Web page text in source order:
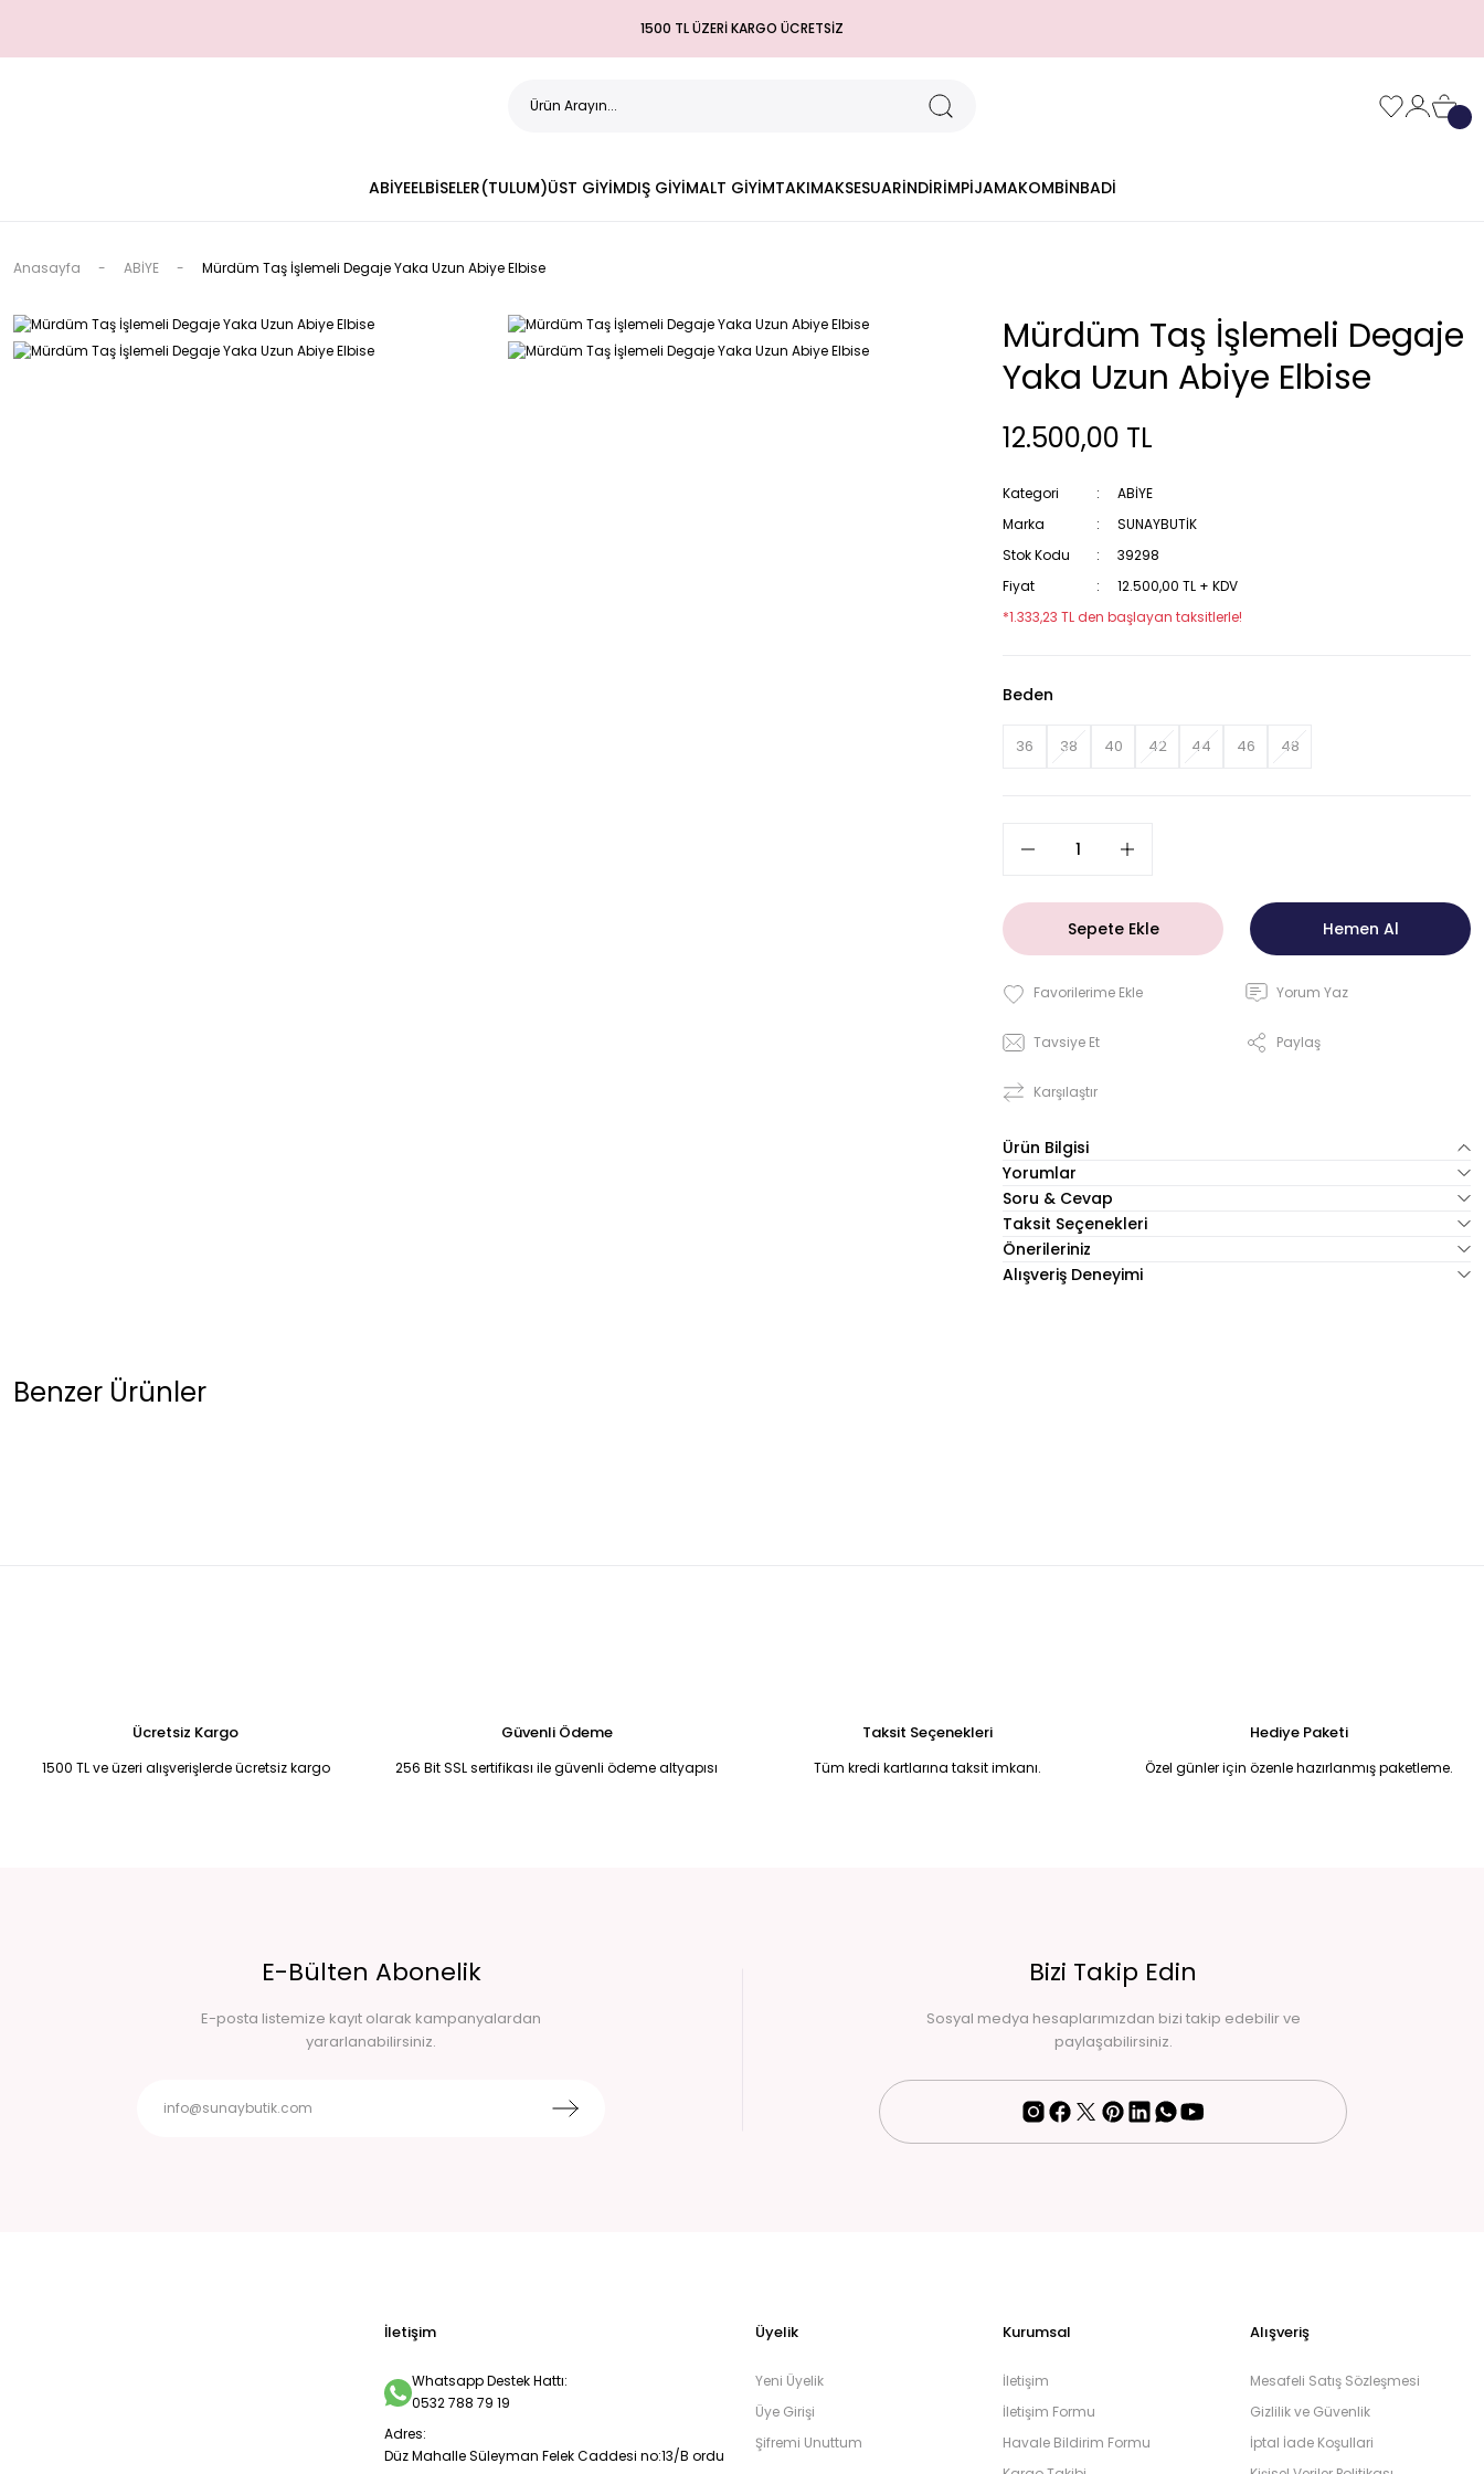
1500 TL ÜZERİ KARGO ÜCRETSİZ
ABİYEELBİSELER(TULUM)ÜST GİYİMDIŞ GİYİMALT GİYİMTAKIMAKSESUARİNDİRİMPİJAMAKOMBİNBADİ
Anasayfa ABİYE Mürdüm Taş İşlemeli Degaje Yaka Uzun Abiye Elbise
Mürdüm Taş İşlemeli Degaje
Yaka Uzun Abiye Elbise
12.500,00 TL
Kategori
ABİYE
Marka
SUNAYBUTİK
Stok Kodu
39298
Fiyat
12.500,00 TL + KDV
*1.333,23 TL den başlayan taksitlerle!
Beden
36 38 40 42 44 46 48
Sepete Ekle Hemen Al
Yorum Yaz
Tavsiye Et Paylaş
Karşılaştır
Ürün Bilgisi
Yorumlar
Soru & Cevap
Taksit Seçenekleri
Önerileriniz
Alışveriş Deneyimi
Benzer Ürünler
Ücretsiz Kargo
1500 TL ve üzeri alışverişlerde ücretsiz kargo
Güvenli Ödeme
256 Bit SSL sertifikası ile güvenli ödeme altyapısı
Taksit Seçenekleri
Tüm kredi kartlarına taksit imkanı.
Hediye Paketi
Özel günler için özenle hazırlanmış paketleme.
E-Bülten Abonelik
E-posta listemize kayıt olarak kampanyalardan
yararlanabilirsiniz.
Bizi Takip Edin
Sosyal medya hesaplarımızdan bizi takip edebilir ve
paylaşabilirsiniz.
İletişim
Whatsapp Destek Hattı:
0532 788 79 19
Adres:
Düz Mahalle Süleyman Felek Caddesi no:13/B ordu
Üyelik
Yeni Üyelik
Üye Girişi
Şifremi Unuttum
Kurumsal
İletişim
İletişim Formu
Havale Bildirim Formu
Alışveriş
Mesafeli Satış Sözleşmesi
Gizlilik ve Güvenlik
İptal İade Koşullari